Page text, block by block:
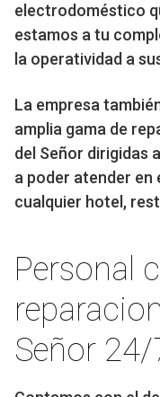
electrodoméstico
estamos a tu
la operatividad a
La empresa
amplia gama de
del Señor dirigidas
a poder atender en
cualquier hotel,
Personal
Señor 24/